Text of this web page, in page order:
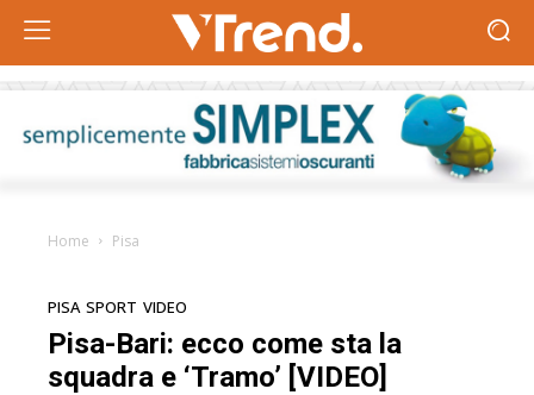
Home Pisa
PISA SPORT VIDEO
Pisa-Bari: ecco come sta la
squadra e ‘Tramo’ [VIDEO]